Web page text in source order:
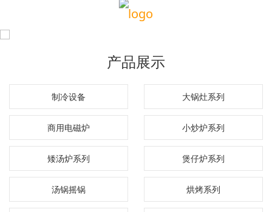
产品展示
制冷设备 大锅灶系列
商用电磁炉 小炒炉系列
矮汤炉系列 煲仔炉系列
汤锅摇锅 烘烤系列